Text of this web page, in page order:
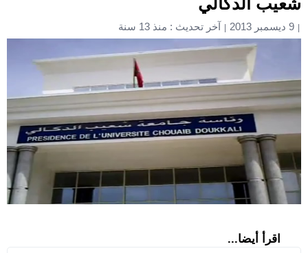
9 ديسمبر 2013 آخر تحديث : منذ 13 سنة
اقرأ أيضا...